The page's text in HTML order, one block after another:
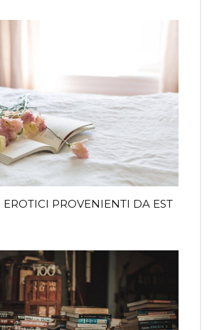
EROTICI PROVENIENTI DA EST